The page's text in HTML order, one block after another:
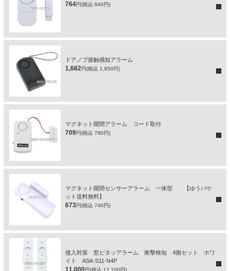
764円(税込 840円)
ドアノブ接触感知アラーム
1,682円(税込 1,850円)
マグネット開閉アラーム コード取付
709円(税込 780円)
マグネット開閉センサーアラーム 一体型 【ゆうパケ
ット送料無料】
673円(税込 740円)
侵入対策 窓ピタッアラーム 衝撃検知 4個セット ホワ
イト ASA-S11-N4P
11,000円(税込 12,100円)